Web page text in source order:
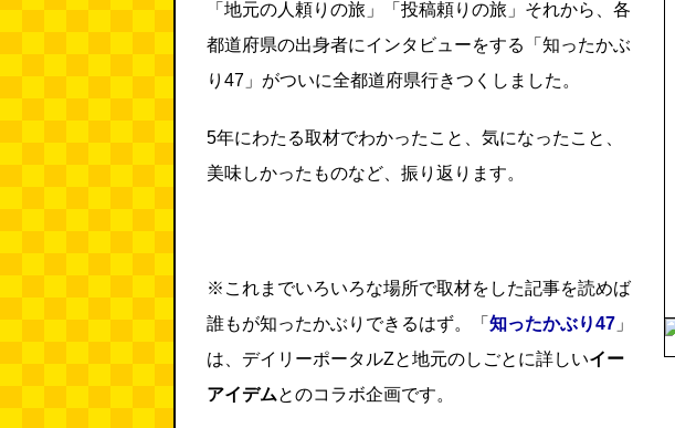
「地元の人頼りの旅」「投稿頼りの旅」それから、各
都道府県の出身者にインタビューをする「知ったかぶ
り47」がついに全都道府県行きつくしました。
5年にわたる取材でわかったこと、気になったこと、
美味しかったものなど、振り返ります。
※これまでいろいろな場所で取材をした記事を読めば
誰もが知ったかぶりできるはず。「 知ったかぶり47 」
は、デイリーポータルZと地元のしごとに詳しいイー
アイデムとのコラボ企画です。